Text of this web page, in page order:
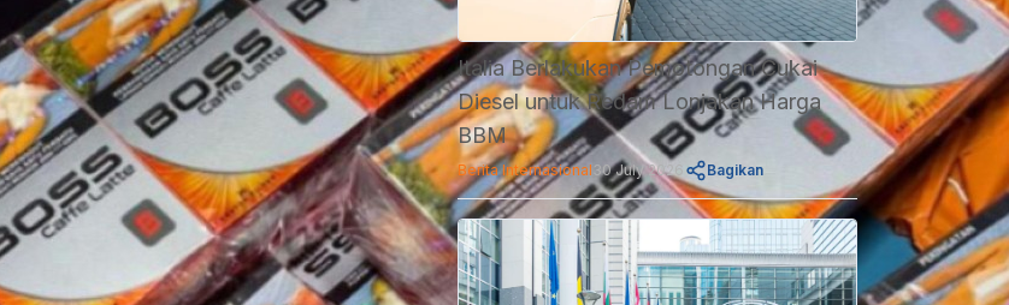
Italia Berlakukan Pemotongan Cukai
Diesel untuk Redam Lonjakan Harga
BBM
Berita Internasional 30 July 2026 Bagikan